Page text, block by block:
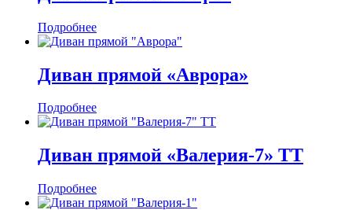
Подробнее
Диван прямой «Аврора»
Подробнее
Диван прямой «Валерия-7» ТТ
Подробнее